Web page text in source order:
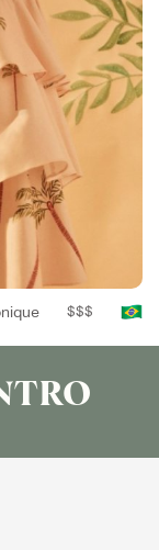
$$$